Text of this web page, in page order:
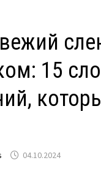
15
04.10.2024